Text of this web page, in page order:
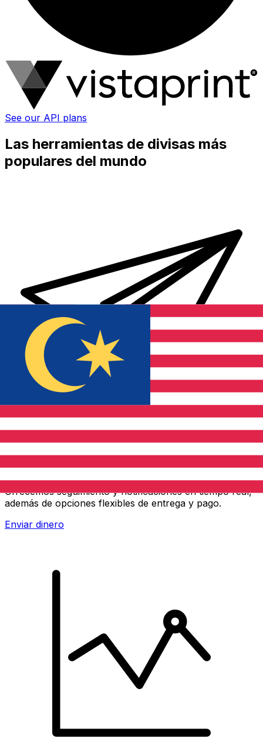
See our API plans
Las herramientas de divisas más
populares del mundo
Transferencias de dinero internacionales Xe
Envíe dinero en línea de forma rápida, segura y fácil.
Ofrecemos seguimiento y notificaciones en tiempo real,
además de opciones flexibles de entrega y pago.
Enviar dinero